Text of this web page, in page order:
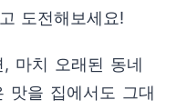
도전해보세요!
마치 오래된 동네
맛을 집에서도 그대